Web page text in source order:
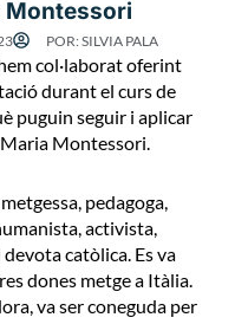
Montessori
POR:SILVIA PALA
col·laborat oferint
durant el curs de
puguin seguir i aplicar
Montessori.
pedagoga,
activista,
catòlica. Es va
dones metge a Itàlia.
va ser coneguda per